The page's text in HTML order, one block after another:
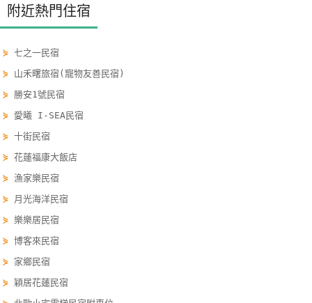
服
務
顧
客
滿
度
訂
管
理
會
附近熱門住宿
⋟七之一民宿
⋟ 山禾曙旅宿(寵物友善民宿)
⋟
勝安1號民宿
⋟ 愛曦 I-SEA民宿
⋟十街民宿
⋟花蓮福康大飯店
⋟漁家樂民宿
⋟ 月光海洋民宿
⋟樂樂居民宿
⋟博客來民宿
⋟ 家鄉民宿
⋟穎居花蓮民宿